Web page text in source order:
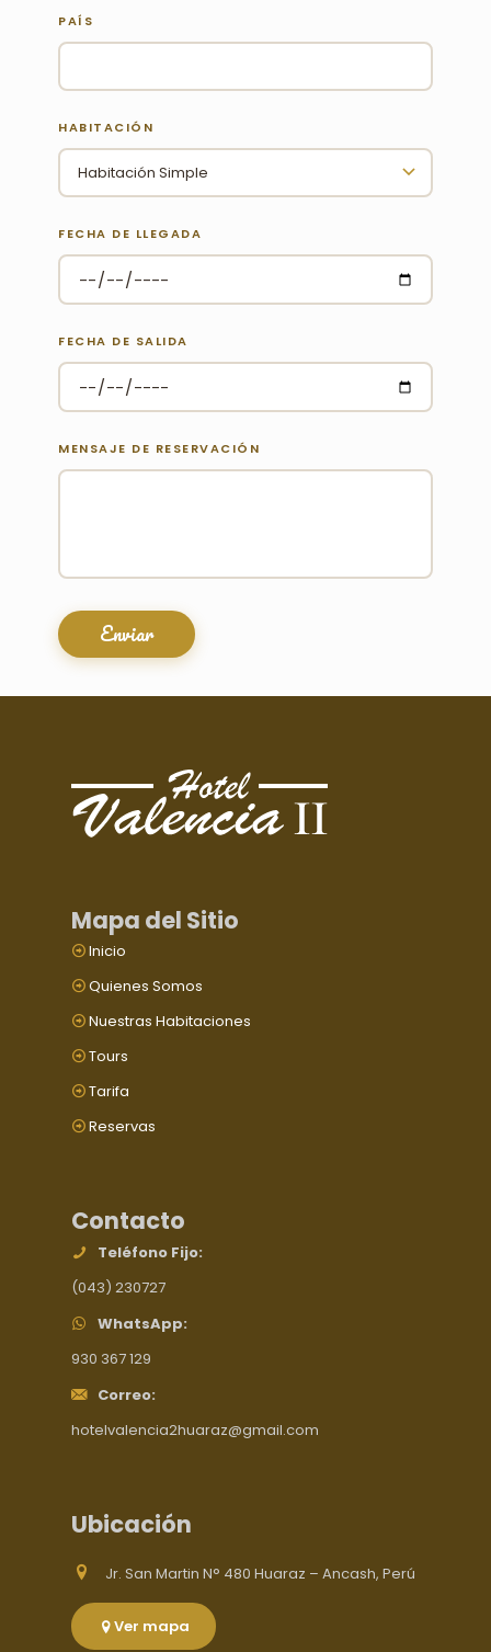
PAÍS
HABITACIÓN
FECHA DE LLEGADA
FECHA DE SALIDA
MENSAJE DE RESERVACIÓN
Mapa del Sitio
Inicio
Quienes Somos
Nuestras Habitaciones
Tours
Tarifa
Reservas
Contacto
Teléfono Fijo:
(043) 230727
WhatsApp:
930 367 129
Correo:
hotelvalencia2huaraz@gmail.com
Ubicación
Jr. San Martin N° 480 Huaraz – Ancash, Perú
Ver mapa